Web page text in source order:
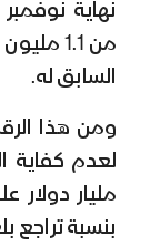
من 1.1
السابق له.
ومن هذا
مليار
بنسبة تراجع بلغت